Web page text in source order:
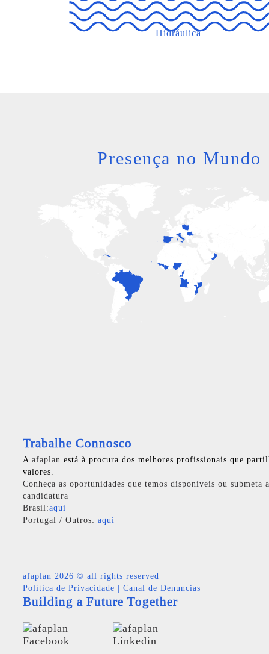
Hidráulica
Presença no Mundo
Trabalhe Connosco
A afaplan está à procura dos melhores profissionais que
valores.
Conheça as oportunidades que temos disponíveis ou submeta
candidatura
Brasil:aqui
Portugal / Outros: aqui
afaplan 2026 © all rights reserved
Política de Privacidade
Canal de Denuncias
Building a Future Together